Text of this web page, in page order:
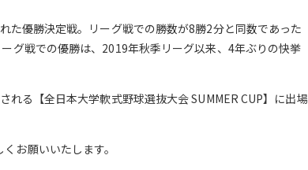
た優勝決定戦。リーグ戦での勝数が8勝2分と同数であった
グ戦での優勝は、2019年秋季リーグ以来、4年ぶりの快挙
る【全日本大学軟式野球選抜大会 SUMMER CUP】に出場
お願いいたします。